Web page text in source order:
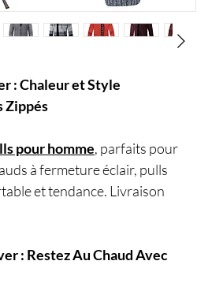
: Chaleur et Style
Zippés
pour homme, parfaits pour
à fermeture éclair, pulls
et tendance. Livraison
: Restez Au Chaud Avec